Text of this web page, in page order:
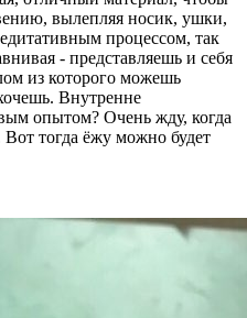
вылепляя носик, ушки,
процессом, так
- представляешь и себя
из которого можешь
Внутренне
опытом? Очень жду, когда
Вот тогда ёжу можно будет